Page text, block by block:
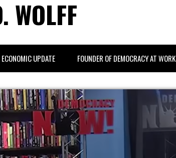
WOLFF
ECONOMIC UPDATE FOUNDER OF DEMOCRACY AT WORK